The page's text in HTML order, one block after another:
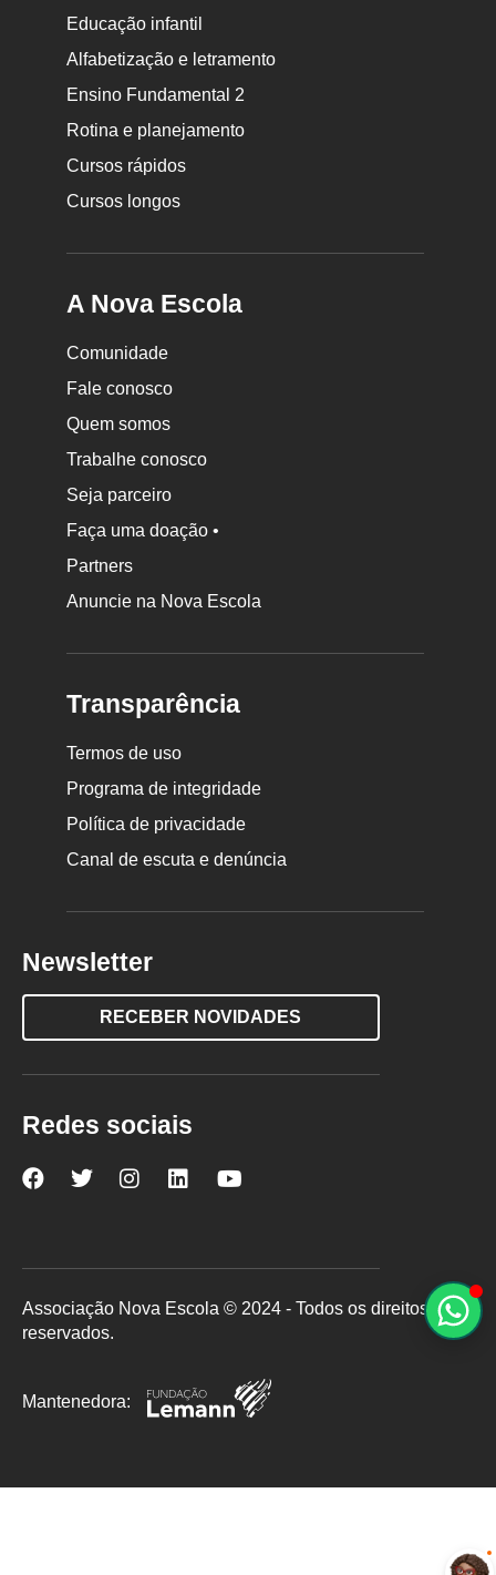
Educação infantil
Alfabetização e letramento
Ensino Fundamental 2
Rotina e planejamento
Cursos rápidos
Cursos longos
A Nova Escola
Comunidade
Fale conosco
Quem somos
Trabalhe conosco
Seja parceiro
Faça uma doação •
Partners
Anuncie na Nova Escola
Transparência
Termos de uso
Programa de integridade
Política de privacidade
Canal de escuta e denúncia
Newsletter
RECEBER NOVIDADES
Redes sociais
Nova
Facebook
Nova
Twitter
Nova
Instagram
Nova
LinkedInYouTube
Associação Nova Escola © 2024 - Todos os direitos
reservados.
Mantenedora: